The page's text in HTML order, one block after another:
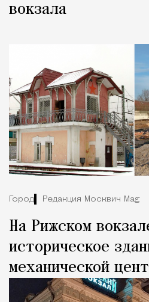
вокзала
Город Редакция Москвич Mag
На Рижском
историческое
механической